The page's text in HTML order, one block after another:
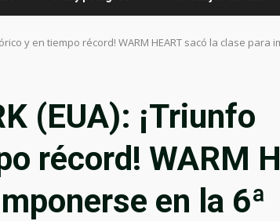
y en tiempo récord! WARM HEART sacó la clase para
(EUA): ¡Triunfo
récord! WARM
en la 6ª